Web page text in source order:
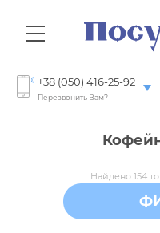
+38 (050) 416-25-92
Перезвонить Вам?
Найдено 154